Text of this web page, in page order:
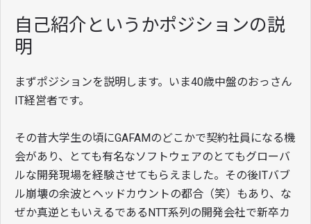
自己紹介というかポジションの説
明
まずポジションを説明します。いま40歳中盤のおっさん
IT経営者です。
その昔大学生の頃にGAFAMのどこかで契約社員になる機
会があり、とても有名なソフトウェアのとてもグローバ
ルな開発現場を経験させてもらえました。その後ITバブ
ル崩壊の余波とヘッドカウントの都合（笑）もあり、な
ぜか真逆ともいえるであるNTT系列の開発会社で新卒カ